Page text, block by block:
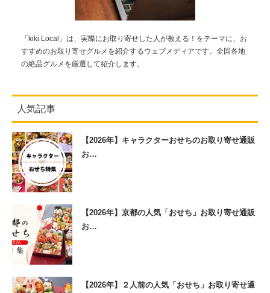
「kiki Local」は、実際にお取り寄せした人が教える！をテーマに、お
すすめのお取り寄せグルメを紹介するウェブメディアです。全国各地
の絶品グルメを厳選して紹介します。
人気記事
【2026年】キャラクターおせちのお取り寄せ通販
お…
【2026年】京都の人気「おせち」お取り寄せ通販
お…
【2026年】２人前の人気「おせち」お取り寄せ通